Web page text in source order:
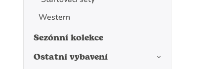
Western
Sezónní kolekce
Ostatní vybavení